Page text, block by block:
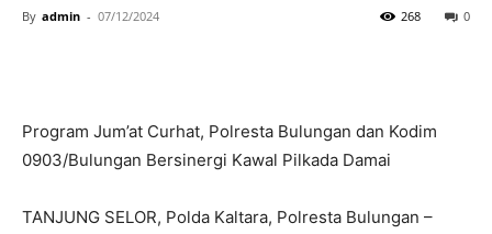
By admin - 07/12/2024 0
268
Program Jum’at Curhat, Polresta Bulungan dan Kodim
0903/Bulungan Bersinergi Kawal Pilkada Damai
TANJUNG SELOR, Polda Kaltara, Polresta Bulungan –